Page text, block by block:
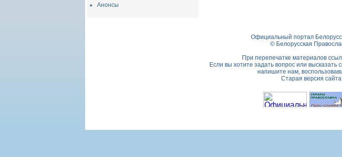
Анонсы
Официальный портал
© Белорусская
При перепечатке материалов
Если вы хотите задать вопрос или высказать
напишите нам,
Старая версия сайта